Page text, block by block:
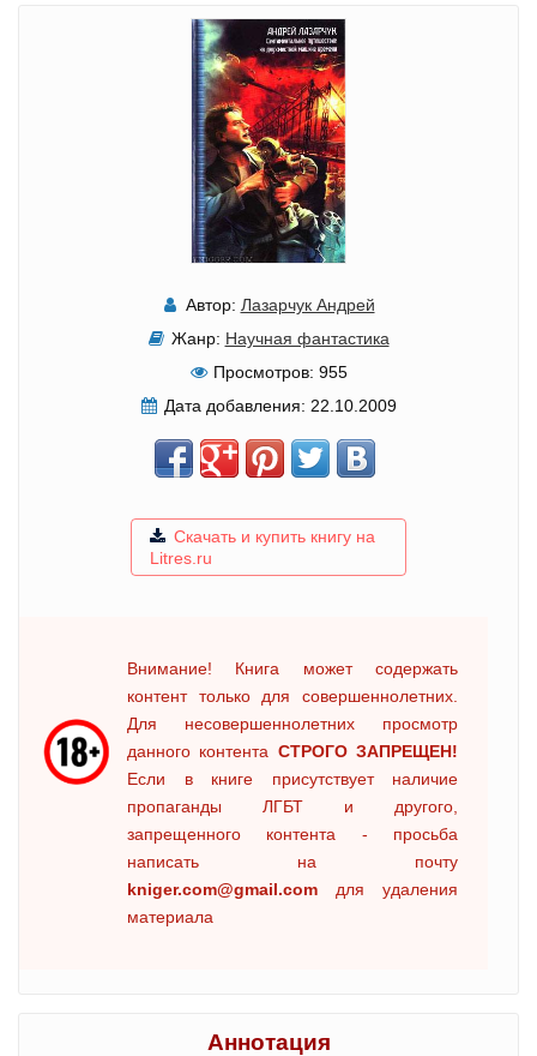
Автор: Лазарчук Андрей
Жанр: Научная фантастика
Просмотров: 955
Дата добавления: 22.10.2009
Скачать и купить книгу на
Litres.ru
Внимание! Книга может содержать
контент только для совершеннолетних.
Для несовершеннолетних просмотр
данного контента СТРОГО ЗАПРЕЩЕН!
Если в книге присутствует наличие
пропаганды ЛГБТ и другого,
запрещенного контента - просьба
написать на почту
kniger.com@gmail.com для удаления
материала
Аннотация